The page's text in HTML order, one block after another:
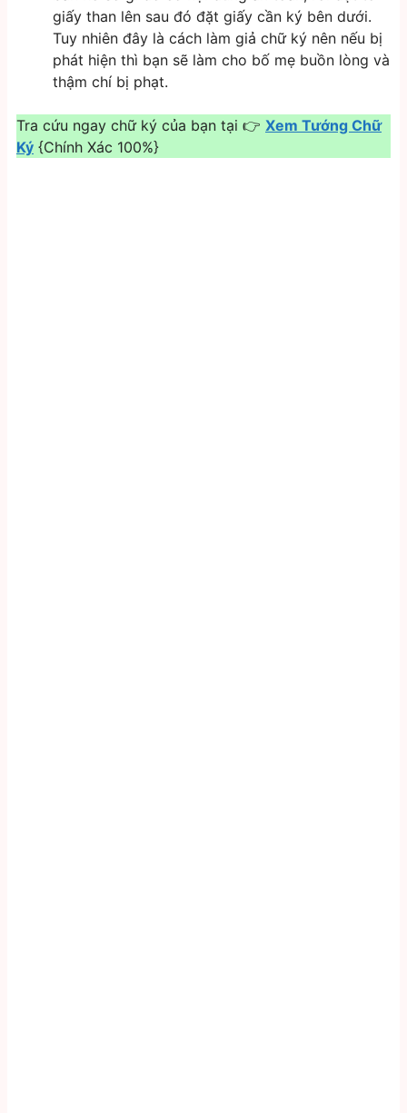
giấy than lên sau đó đặt giấy cần ký bên dưới.
Tuy nhiên đây là cách làm giả chữ ký nên nếu bị
phát hiện thì bạn sẽ làm cho bố mẹ buồn lòng và
thậm chí bị phạt.
Tra cứu ngay chữ ký của bạn tại 👉 Xem Tướng Chữ
Ký {Chính Xác 100%}